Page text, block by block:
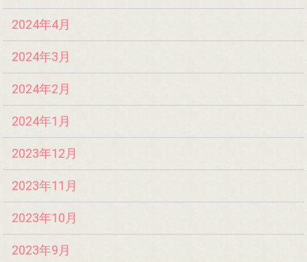
2024年4月
2024年3月
2024年2月
2024年1月
2023年12月
2023年11月
2023年10月
2023年9月